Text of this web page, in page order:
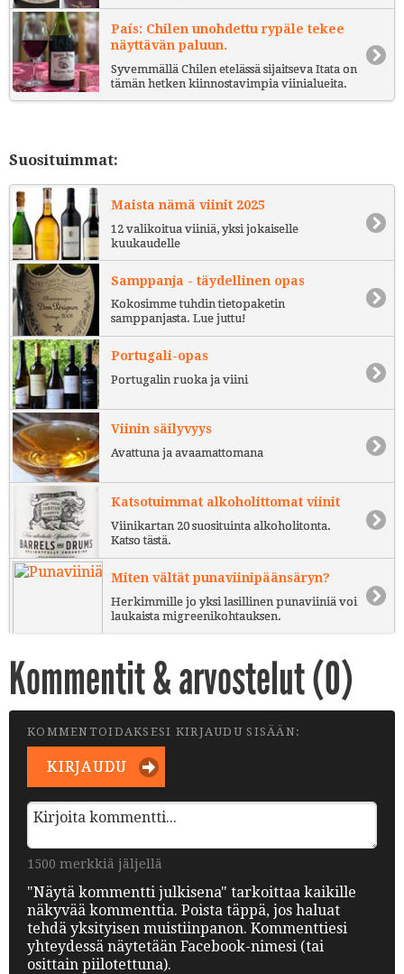
País: Chilen unohdettu rypäle tekee
näyttävän paluun.
Syvemmällä Chilen etelässä sijaitseva Itata on
tämän hetken kiinnostavimpia viinialueita.
Suosituimmat:
Maista nämä viinit 2025
12 valikoitua viiniä, yksi jokaiselle
kuukaudelle
Samppanja - täydellinen opas
Kokosimme tuhdin tietopaketin
samppanjasta. Lue juttu!
Portugali-opas
Portugalin ruoka ja viini
Viinin säilyvyys
Avattuna ja avaamattomana
Katsotuimmat alkoholittomat viinit
Viinikartan 20 suosituinta alkoholitonta.
Katso tästä.
Miten vältät punaviinipäänsäryn?
Herkimmille jo yksi lasillinen punaviiniä voi
laukaista migreenikohtauksen.
Kommentit & arvostelut (0)
KOMMENTOIDAKSESI KIRJAUDU SISÄÄN:
KIRJAUDU
1500 merkkiä jäljellä
"Näytä kommentti julkisena" tarkoittaa kaikille
näkyvää kommenttia. Poista täppä, jos haluat
tehdä yksityisen muistiinpanon. Kommenttiesi
yhteydessä näytetään Facebook-nimesi (tai
osittain piilotettuna).